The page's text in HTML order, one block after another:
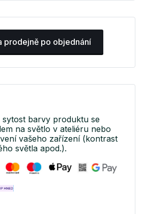
prodejně po objednání
barvy produktu se
na světlo v ateliéru nebo
vašeho zařízení (kontrast
světla apod.).